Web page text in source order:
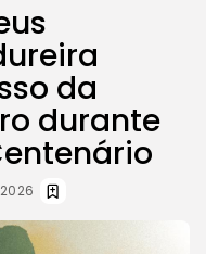
da
durante